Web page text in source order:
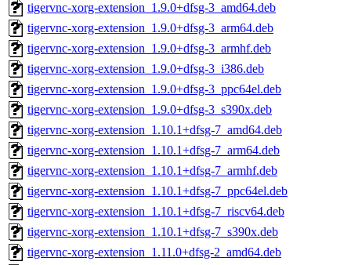
tigervnc-xorg-extension_1.9.0+dfsg-3_amd64.deb
tigervnc-xorg-extension_1.9.0+dfsg-3_arm64.deb
tigervnc-xorg-extension_1.9.0+dfsg-3_armhf.deb
tigervnc-xorg-extension_1.9.0+dfsg-3_i386.deb
tigervnc-xorg-extension_1.9.0+dfsg-3_ppc64el.deb
tigervnc-xorg-extension_1.9.0+dfsg-3_s390x.deb
tigervnc-xorg-extension_1.10.1+dfsg-7_amd64.deb
tigervnc-xorg-extension_1.10.1+dfsg-7_arm64.deb
tigervnc-xorg-extension_1.10.1+dfsg-7_armhf.deb
tigervnc-xorg-extension_1.10.1+dfsg-7_ppc64el.deb
tigervnc-xorg-extension_1.10.1+dfsg-7_riscv64.deb
tigervnc-xorg-extension_1.10.1+dfsg-7_s390x.deb
tigervnc-xorg-extension_1.11.0+dfsg-2_amd64.deb